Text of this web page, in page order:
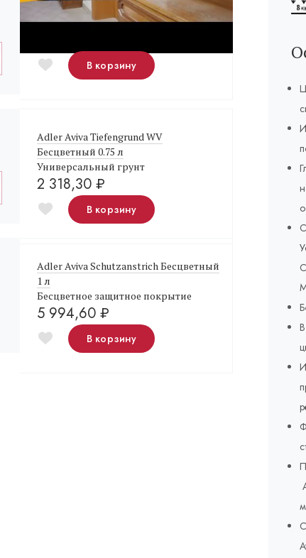
Adler Aviva Terra Ultra-Weiß Белый 1 л
Белая краска для потолка
В корзину
Adler Aviva Tiefengrund WV
Бесцветный 0.75 л
Универсальный грунт
2 318,30 ₽
В корзину
Adler Aviva Schutzanstrich Бесцветный
1 л
Бесцветное защитное покрытие
5 994,60 ₽
В корзину